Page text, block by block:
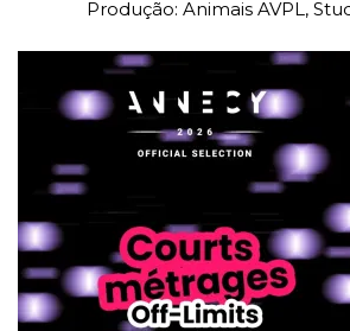
Produção: Animais AVPL,